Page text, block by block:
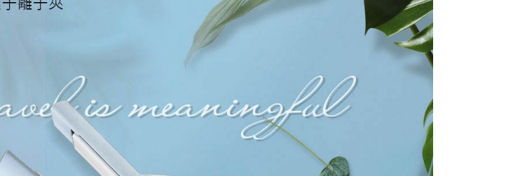
を、必要な購入注文書とあわせてAFTEEにご提供いただく、または
AFTEEにあなたの個人情報の収集、処理、利用を許可することににご同
意いただけない場合は、当サービスを選択しないでください。